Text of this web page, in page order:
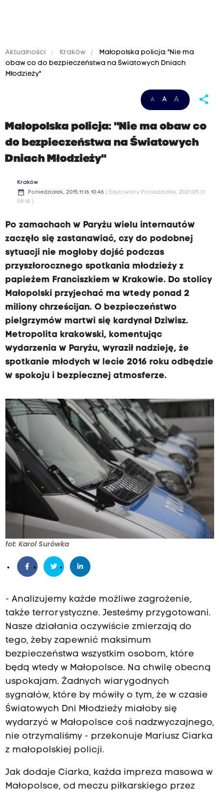
Aktualności Kraków
Małopolska policja: "Nie ma
obaw co do bezpieczeństwa na Światowych Dniach
Młodzieży"
A A A share
Małopolska policja: "Nie ma obaw co
do bezpieczeństwa na Światowych
Dniach Młodzieży"
Kraków
date_range Poniedziałek, 2015.11.16 10:46 ( Edytowany Poniedziałek, 2021.05.31
08:18 )
Po zamachach w Paryżu wielu internautów
zaczęło się zastanawiać, czy do podobnej
sytuacji nie mogłoby dojść podczas
przyszłorocznego spotkania młodzieży z
papieżem Franciszkiem w Krakowie. Do stolicy
Małopolski przyjechać ma wtedy ponad 2
miliony chrześcijan. O bezpieczeństwo
pielgrzymów martwi się kardynał Dziwisz.
Metropolita krakowski, komentując
wydarzenia w Paryżu, wyraził nadzieję, że
spotkanie młodych w lecie 2016 roku odbędzie
w spokoju i bezpiecznej atmosferze.
fot: Karol Surówka
- Analizujemy każde możliwe zagrożenie,
także terrorystyczne. Jesteśmy przygotowani.
Nasze działania oczywiście zmierzają do
tego, żeby zapewnić maksimum
bezpieczeństwa wszystkim osobom, które
będą wtedy w Małopolsce. Na chwilę obecną
uspokajam. Żadnych wiarygodnych
sygnałów, które by mówiły o tym, że w czasie
Światowych Dni Młodzieży miałoby się
wydarzyć w Małopolsce coś nadzwyczajnego,
nie otrzymaliśmy - przekonuje Mariusz Ciarka
z małopolskiej policji.
Jak dodaje Ciarka, każda impreza masowa w
Małopolsce, od meczu piłkarskiego przez